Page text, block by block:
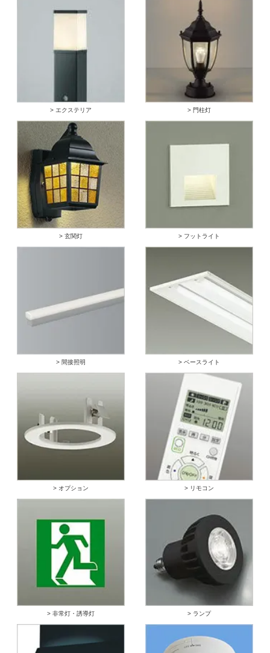
> エクステリア > 門柱灯
> 玄関灯 > フットライト
> 間接照明 > ベースライト
> オプション > リモコン
> 非常灯・誘導灯 > ランプ